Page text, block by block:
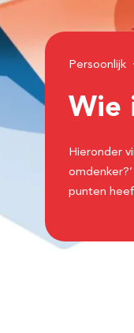
Persoonlijk
Wie
Hieronder
punten